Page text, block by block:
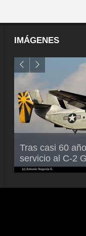
IMÁGENES
Tras casi 60
servicio al C-2
Air France-
Mallet como
para América